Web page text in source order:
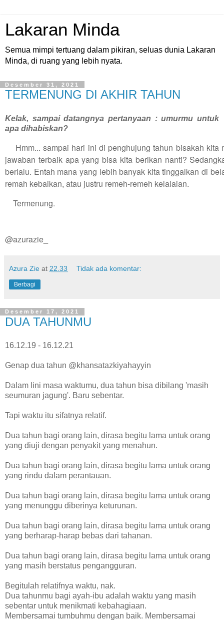
Lakaran Minda
Semua mimpi tertuang dalam pikiran, seluas dunia Lakaran
Minda, di ruang yang lebih nyata.
Desember 31, 2021
TERMENUNG DI AKHIR TAHUN
Kelak, sampai datangnya pertanyaan : umurmu untuk
apa dihabiskan?
Hmm... sampai hari ini di penghujung tahun bisakah kita
jawaban terbaik apa yang bisa kita berikan nanti?
berlalu. Entah mana yang lebih banyak kita tinggalkan di
remah kebaikan, atau justru remeh-remeh kelalaian.
Termenung.
@azurazie_
Azura Zie at 22.33 Tidak ada komentar:
Berbagi
Desember 17, 2021
DUA TAHUNMU
16.12.19 - 16.12.21
Genap dua tahun @khansatazkiyahayyin
Dalam lini masa waktumu, dua tahun bisa dibilang 'masih
seumuran jagung'. Baru sebentar.
Tapi waktu itu sifatnya relatif.
Dua tahun bagi orang lain, dirasa begitu lama untuk orang
yang diuji dengan penyakit yang menahun.
Dua tahun bagi orang lain, dirasa begitu lama untuk orang
yang rindu dalam perantauan.
Dua tahun bagi orang lain, dirasa begitu lama untuk orang
yang menunggu diberinya keturunan.
Dua tahun bagi orang lain, dirasa begitu lama untuk orang
yang berharap-harap bebas dari tahanan.
Dua tahun bagi orang lain, dirasa begitu lama untuk orang
yang masih berstatus pengangguran.
Begitulah relatifnya waktu, nak.
Dua tahunmu bagi ayah-ibu adalah waktu yang masih
sebentar untuk menikmati kebahagiaan.
Membersamai tumbuhmu dengan baik. Membersamai